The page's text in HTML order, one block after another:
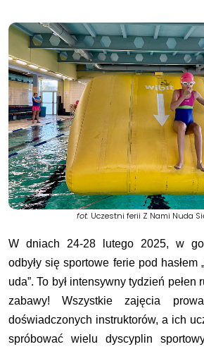
fot. Uczestni ferii Z Nami Nuda
W dniach 24-28 lutego 2025, w
odbyły się sportowe ferie pod
uda”. To był intensywny tydzień
zabawy! Wszystkie zajęcia
doświadczonych instruktorów, a ich
spróbować wielu dyscyplin